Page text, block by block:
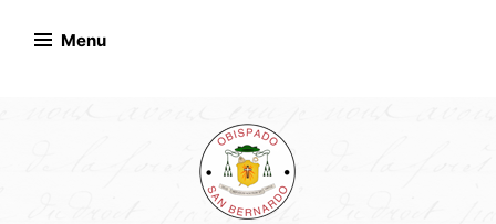
Menu